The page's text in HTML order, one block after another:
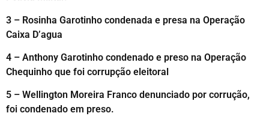
3 – Rosinha Garotinho condenada e presa na Operação
Caixa D’agua
4 – Anthony Garotinho condenado e preso na Operação
Chequinho que foi corrupção eleitoral
5 – Wellington Moreira Franco denunciado por corrução,
foi condenado em preso.